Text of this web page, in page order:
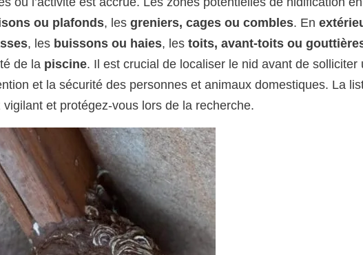
ou plafonds, lesgreniers, cages ou combles. En
, les buissons ou haies, lestoits, avant-toits ou
de la piscine. Il est crucial de localiser le nid avant de solliciter
et la sécurité des personnes et animaux domestiques. La
et protégez-vous lors de la recherche.